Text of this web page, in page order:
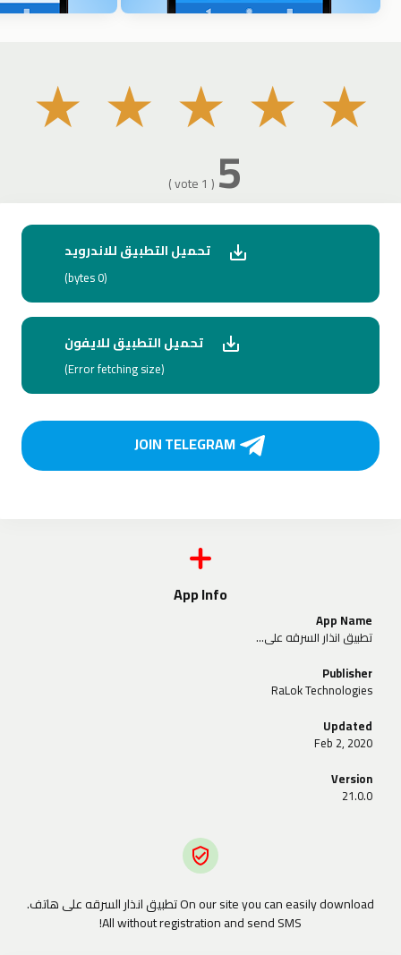
★ ★ ★ ★ ★
5
( 1 vote )
تحميل التطبيق للاندرويد
(0 bytes)
تحميل التطبيق للايفون
(Error fetching size)
JOIN TELEGRAM
App Info
App Name
تطبيق انذار السرقه على هاتف
Publisher
RaLok Technologies
Updated
Feb 2, 2020
Version
21.0.0
On our site you can easily download تطبيق انذار السرقه على هاتف.
All without registration and send SMS!